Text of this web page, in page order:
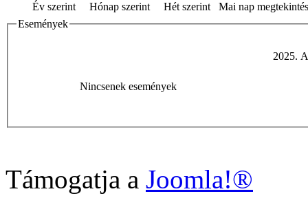
Év szerint Hónap szerint Hét szerint
Mai nap
Események
2025.
Nincsenek események
Támogatja a Joomla!®